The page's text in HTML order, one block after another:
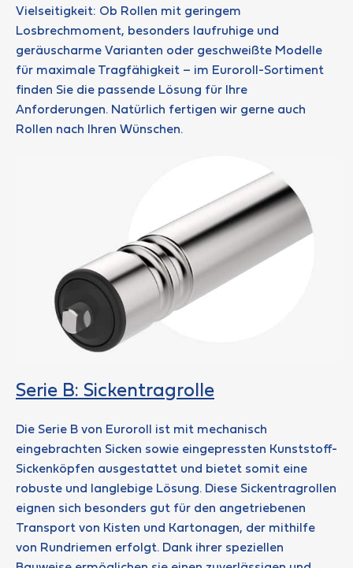
Vielseitigkeit: Ob Rollen mit geringem
Losbrechmoment, besonders laufruhige und
geräuscharme Varianten oder geschweißte Modelle
für maximale Tragfähigkeit – im Euroroll-Sortiment
finden Sie die passende Lösung für Ihre
Anforderungen. Natürlich fertigen wir gerne auch
Rollen nach Ihren Wünschen.
Serie B: Sickentragrolle
Die Serie B von Euroroll ist mit mechanisch
eingebrachten Sicken sowie eingepressten Kunststoff-
Sickenköpfen ausgestattet und bietet somit eine
robuste und langlebige Lösung. Diese Sickentragrollen
eignen sich besonders gut für den angetriebenen
Transport von Kisten und Kartonagen, der mithilfe
von Rundriemen erfolgt. Dank ihrer speziellen